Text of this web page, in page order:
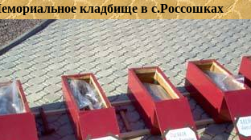
кладбище в с.Россошках